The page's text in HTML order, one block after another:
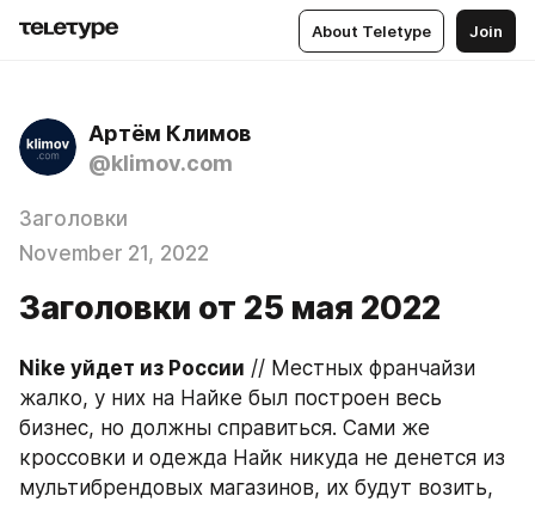
About Teletype Join
Артём Климов
@klimov.com
Заголовки
November 21, 2022
Заголовки от 25 мая 2022
Nike уйдет из России // Местных франчайзи
жалко, у них на Найке был построен весь
бизнес, но должны справиться. Сами же
кроссовки и одежда Найк никуда не денется из
мультибрендовых магазинов, их будут возить,